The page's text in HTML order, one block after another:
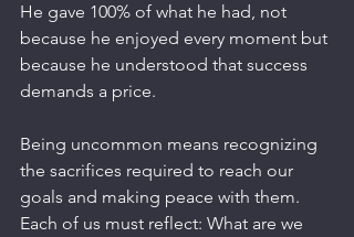
He gave 100% of what he had, not
because he enjoyed every moment but
because he understood that success
demands a price.
Being uncommon means recognizing
the sacrifices required to reach our
goals and making peace with them.
Each of us must reflect: What are we